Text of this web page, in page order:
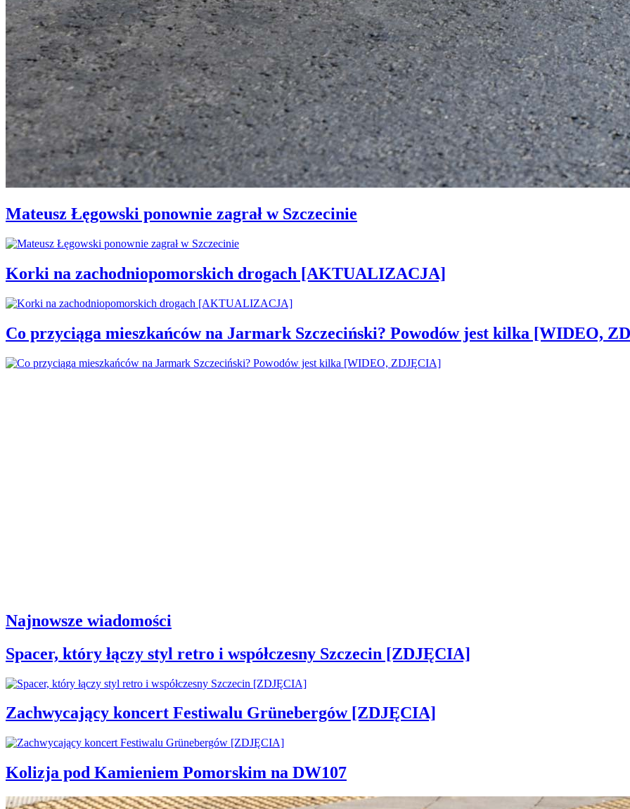
Mateusz Łęgowski ponownie zagrał w Szczecinie
Korki na zachodniopomorskich drogach [AKTUALIZACJA]
Co przyciąga mieszkańców na Jarmark Szczeciński? Powodów jest kilka [WIDEO,
Najnowsze wiadomości
Spacer, który łączy styl retro i współczesny Szczecin [ZDJĘCIA]
Zachwycający koncert Festiwalu Grünebergów [ZDJĘCIA]
Kolizja pod Kamieniem Pomorskim na DW107